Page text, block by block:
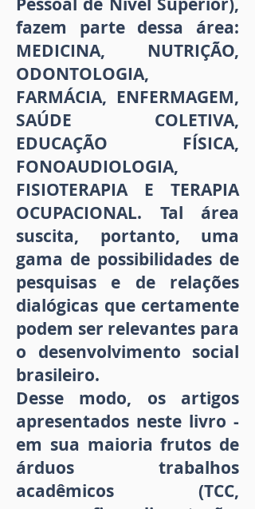
fazem parte dessa área:
MEDICINA, NUTRIÇÃO,
ODONTOLOGIA,
FARMÁCIA, ENFERMAGEM,
SAÚDE COLETIVA,
EDUCAÇÃO FÍSICA,
FONOAUDIOLOGIA,
FISIOTERAPIA E TERAPIA
OCUPACIONAL. Tal área
suscita, portanto, uma
gama de possibilidades de
pesquisas e de relações
dialógicas que certamente
podem ser relevantes para
o desenvolvimento social
brasileiro.
Desse modo, os artigos
apresentados neste livro -
em sua maioria frutos de
árduos trabalhos
acadêmicos (TCC,